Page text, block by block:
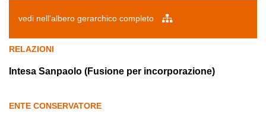
vedi nell'albero gerarchico completo
RELAZIONI
Intesa Sanpaolo (Fusione per incorporazione)
ENTE CONSERVATORE